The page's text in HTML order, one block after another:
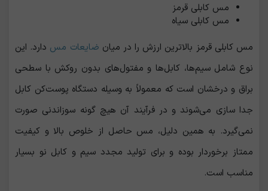
مس کابلی قرمز
مس کابلی سیاه
مس کابلی قرمز بالاترین ارزش را در میان ضایعات مس دارد. این
نوع شامل سیم‌ها، کابل‌ها و مفتول‌های بدون روکش با سطحی
براق و درخشان است که معمولاً به وسیله دستگاه پوست‌کن کابل
جدا سازی می‌شوند و در فرآیند آن هیچ‌ گونه سوزاندنی صورت
نمی‌گیرد. به همین دلیل، مس حاصل از خلوص بالا و کیفیت
ممتاز برخوردار بوده و برای تولید مجدد سیم و کابل نو بسیار
مناسب است.